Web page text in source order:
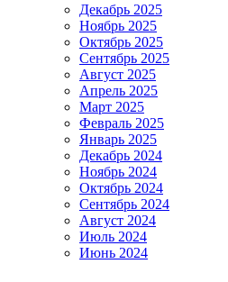
Декабрь 2025
Ноябрь 2025
Октябрь 2025
Сентябрь 2025
Август 2025
Апрель 2025
Март 2025
Февраль 2025
Январь 2025
Декабрь 2024
Ноябрь 2024
Октябрь 2024
Сентябрь 2024
Август 2024
Июль 2024
Июнь 2024